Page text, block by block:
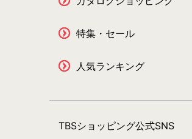
特集・セール
人気ランキング
TBSショッピング公式SNS